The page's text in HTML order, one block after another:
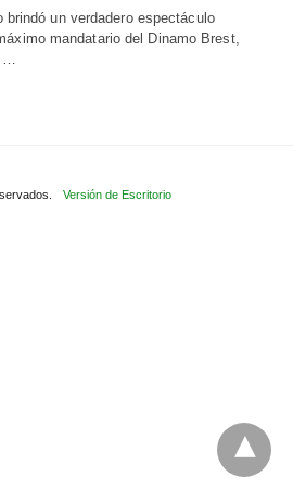
brindó un verdadero espectáculo
mandatario del Dinamo Brest,
Versión de Escritorio